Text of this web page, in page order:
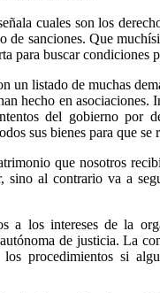
cuales son los
sanciones. Que
para buscar condiciones
un listado de muchas
hecho en asociaciones.
del gobierno por
sus bienes para que se
que nosotros
sino al contrario va a
a los intereses de la
de justicia. La
procedimientos si